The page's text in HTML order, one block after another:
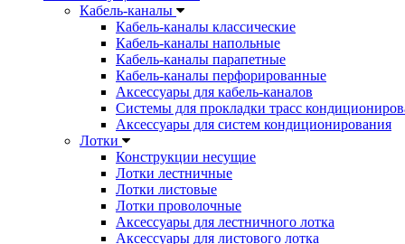
Кабель-каналы
Кабель-каналы классические
Кабель-каналы напольные
Кабель-каналы парапетные
Кабель-каналы перфорированные
Аксессуары для кабель-каналов
Системы для прокладки трасс
Аксессуары для систем кондиционирования
Лотки
Конструкции несущие
Лотки лестничные
Лотки листовые
Лотки проволочные
Аксессуары для лестничного лотка
Аксессуары для листового лотка